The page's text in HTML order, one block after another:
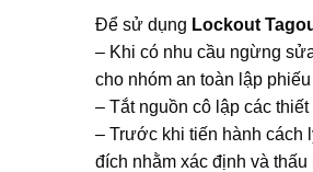
Để sử dụng Lockout
– Khi có nhu cầu ngừng
cho nhóm an toàn lập
– Tắt nguồn cô lập các
– Trước khi tiến hành cách
đích nhằm xác định và